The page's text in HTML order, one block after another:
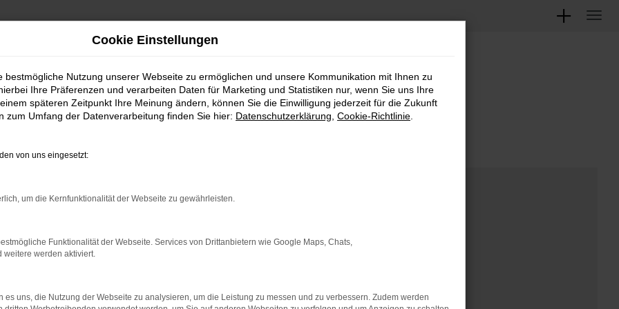
Cookie Einstellungen
bestmögliche Nutzung unserer Webseite zu ermöglichen und unsere Kommunikation mit Ihnen zu
Ihre Präferenzen und verarbeiten Daten für Marketing und Statistiken nur, wenn Sie uns Ihre
späteren Zeitpunkt Ihre Meinung ändern, können Sie die Einwilligung jederzeit für die Zukunft
zum Umfang der Datenverarbeitung finden Sie hier: Datenschutzerklärung Cookie-Richtlinie
von uns eingesetzt:
um die Kernfunktionalität der Webseite zu gewährleisten.
Funktionalität der Webseite. Services von Drittanbietern wie Google Maps, Chats,
weitere werden aktiviert.
es uns, die Nutzung der Webseite zu analysieren, um die Leistung zu messen und zu verbessern. Zudem werden